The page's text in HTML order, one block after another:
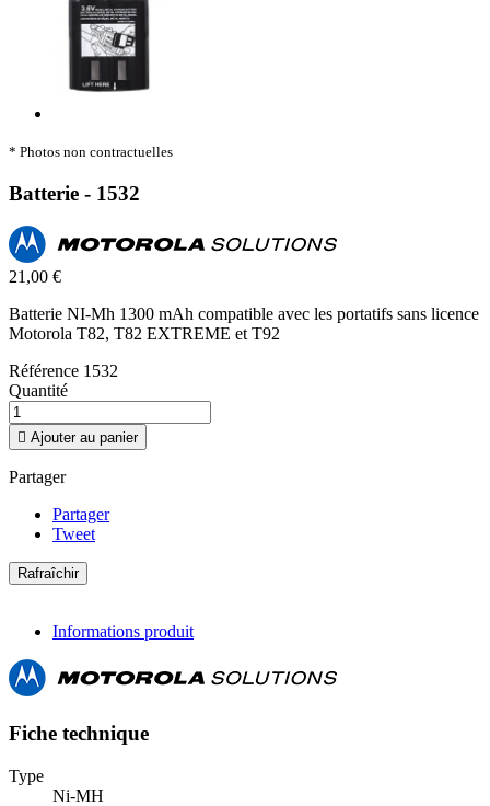
* Photos non contractuelles
Batterie - 1532
21,00 €
Batterie NI-Mh 1300 mAh compatible avec les portatifs sans licence
Motorola T82, T82 EXTREME et T92
Référence 1532
Quantité
 Ajouter au panier
Partager
Partager
Tweet
Informations produit
Fiche technique
Type
Ni-MH